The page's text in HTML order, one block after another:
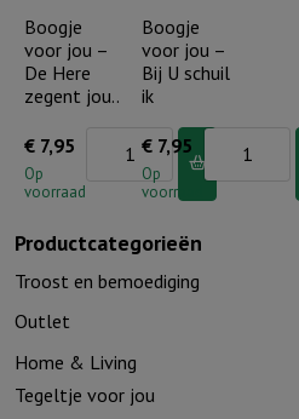
Productcategorieën
Troost en bemoediging
Outlet
Home & Living
Tegeltje voor jou
speciaal,
uniek
en
aantal
aantal
Boogje
voor jou –
De Here
zegent jou..
€ 7,95
Op
voorraad
Boogje
-
De
jou..
aantal
Boogje
voor jou –
Bij U schuil
ik
€ 7,95
Op
voorraad
voor
jou